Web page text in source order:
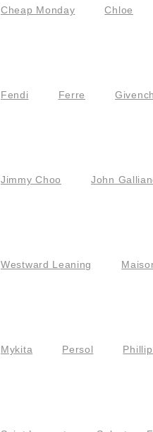
Cheap Monday Chloe
Fendi Ferre
Jimmy Choo John
Westward Leaning
Mykita Persol